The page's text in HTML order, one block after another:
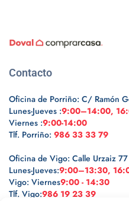
Contacto
Oficina de Porriño: C/ Ramón
Lunes-Jueves :9:00–14:00,
Viernes :9:00-14:00
Tlf. Porriño: 986 33 33 79
Oficina de Vigo: Calle Urzaiz
Lunes-Jueves:9:00–13:30,
Vigo: Viernes9:00 - 14:30
Tlf. Vigo:986 19 23 39